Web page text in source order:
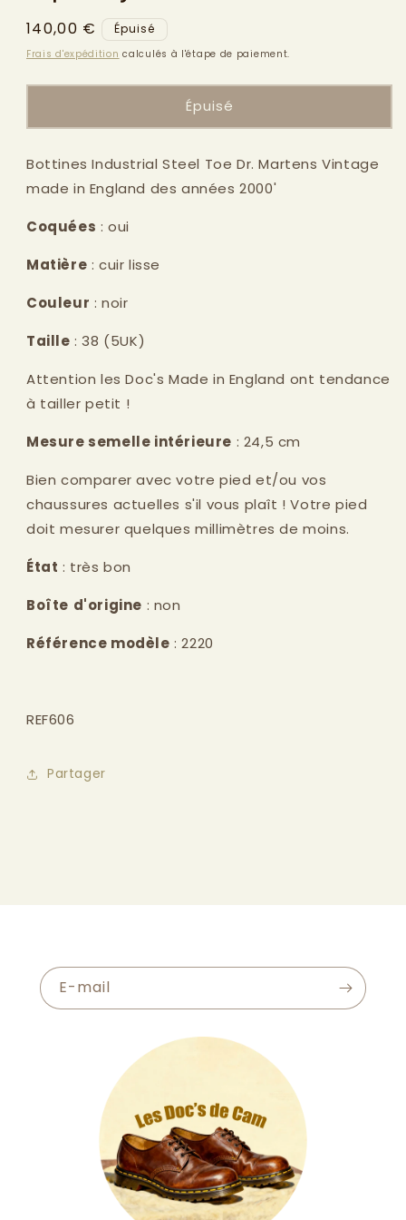
Prix
habituel
140,00 € Épuisé
Frais d'expédition calculés à l'étape de paiement.
Épuisé
Bottines Industrial Steel Toe Dr. Martens Vintage
made in England des années 2000'
Coquées : oui
Matière : cuir lisse
Couleur : noir
Taille : 38 (5UK)
Attention les Doc's Made in England ont tendance
à tailler petit !
Mesure semelle intérieure : 24,5 cm
Bien comparer avec votre pied et/ou vos
chaussures actuelles s'il vous plaît ! Votre pied
doit mesurer quelques millimètres de moins.
État : très bon
Boîte d'origine : non
Référence modèle : 2220
REF606
Partager
E-mail